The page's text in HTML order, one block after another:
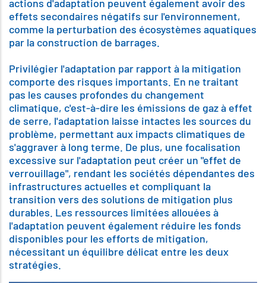
actions d'adaptation peuvent également avoir des
effets secondaires négatifs sur l'environnement,
comme la perturbation des écosystèmes aquatiques
par la construction de barrages.
Privilégier l'adaptation par rapport à la mitigation
comporte des risques importants. En ne traitant
pas les causes profondes du changement
climatique, c'est-à-dire les émissions de gaz à effet
de serre, l'adaptation laisse intactes les sources du
problème, permettant aux impacts climatiques de
s'aggraver à long terme. De plus, une focalisation
excessive sur l'adaptation peut créer un "effet de
verrouillage", rendant les sociétés dépendantes des
infrastructures actuelles et compliquant la
transition vers des solutions de mitigation plus
durables. Les ressources limitées allouées à
l'adaptation peuvent également réduire les fonds
disponibles pour les efforts de mitigation,
nécessitant un équilibre délicat entre les deux
stratégies.